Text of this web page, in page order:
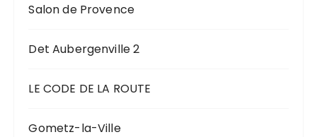
Salon de Provence
Det Aubergenville 2
LE CODE DE LA ROUTE
Gometz-la-Ville